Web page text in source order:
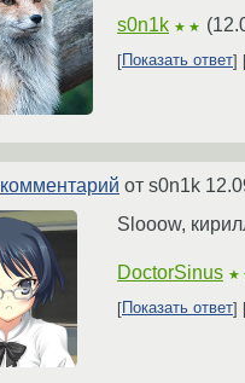
s0n1k ★★ (
Показать ответ
комментарий от s0n1k
Slooow,
DoctorSinus
Показать ответ